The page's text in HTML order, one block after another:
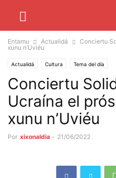
Entamu Actualidá
Conciertu
xunu n’Uviéu
Actualidá Cultura Tema del día
Conciertu
Ucraína el
xunu n’Uviéu
Por xixonaldia - 21/06/2022